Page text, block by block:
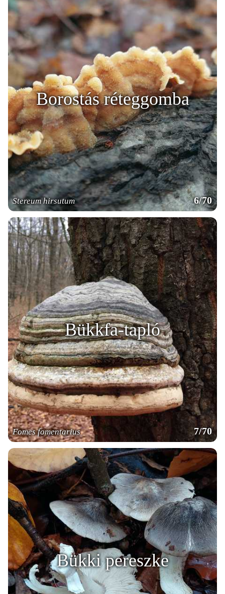
Borostás réteggomba
Stereum hirsutum 6/70
Bükkfa-tapló
Fomes fomentarius 7/70
Bükki pereszke